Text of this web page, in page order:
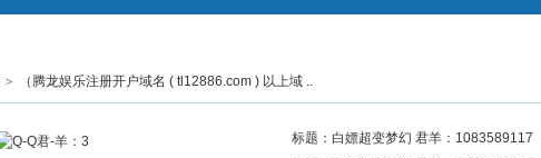
帖子
搜索
> （腾龙娱乐注册开户域名 ( tl12886.com ) 以上域 ..
标题：白嫖超变梦幻 君羊：1083589117